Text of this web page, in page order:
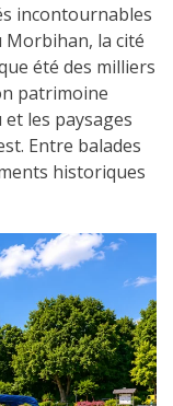
incontournables
Morbihan, la cité
été des milliers
patrimoine
les paysages
Entre balades
historiques